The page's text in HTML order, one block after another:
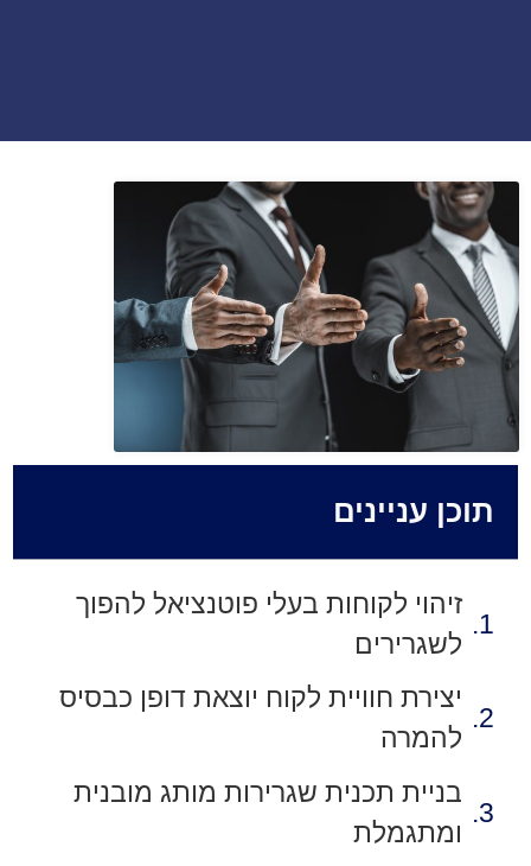
תוכן עניינים
זיהוי לקוחות בעלי פוטנציאל להפוך
לשגרירים
יצירת חוויית לקוח יוצאת דופן כבסיס
להמרה
בניית תכנית שגרירות מותג מובנית
ומתגמלת